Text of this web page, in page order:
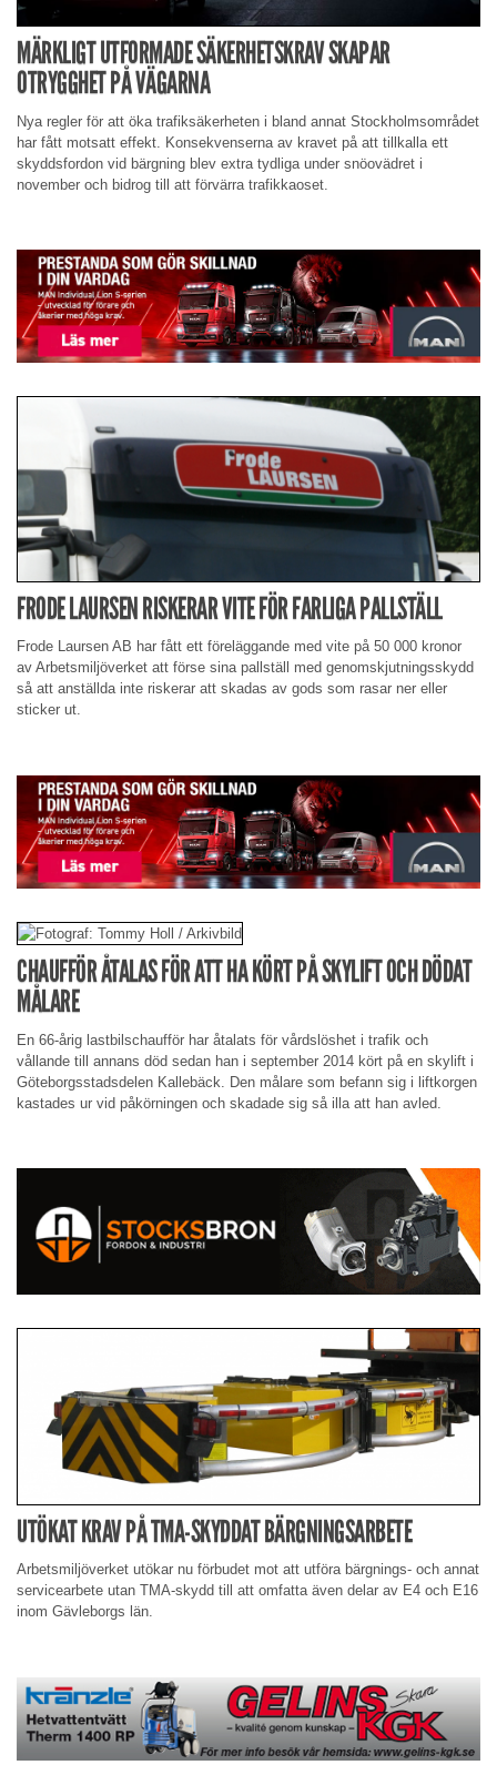
MÄRKLIGT UTFORMADE SÄKERHETSKRAV SKAPAR
OTRYGGHET PÅ VÄGARNA
Nya regler för att öka trafiksäkerheten i bland annat Stockholmsområdet
har fått motsatt effekt. Konsekvenserna av kravet på att tillkalla ett
skyddsfordon vid bärgning blev extra tydliga under snöovädret i
november och bidrog till att förvärra trafikkaoset.
FRODE LAURSEN RISKERAR VITE FÖR FARLIGA PALLSTÄLL
Frode Laursen AB har fått ett föreläggande med vite på 50 000 kronor
av Arbetsmiljöverket att förse sina pallställ med genomskjutningsskydd
så att anställda inte riskerar att skadas av gods som rasar ner eller
sticker ut.
CHAUFFÖR ÅTALAS FÖR ATT HA KÖRT PÅ SKYLIFT OCH DÖDAT
MÅLARE
En 66-årig lastbilschaufför har åtalats för vårdslöshet i trafik och
vållande till annans död sedan han i september 2014 kört på en skylift i
Göteborgsstadsdelen Kallebäck. Den målare som befann sig i liftkorgen
kastades ur vid påkörningen och skadade sig så illa att han avled.
UTÖKAT KRAV PÅ TMA-SKYDDAT BÄRGNINGSARBETE
Arbetsmiljöverket utökar nu förbudet mot att utföra bärgnings- och annat
servicearbete utan TMA-skydd till att omfatta även delar av E4 och E16
inom Gävleborgs län.